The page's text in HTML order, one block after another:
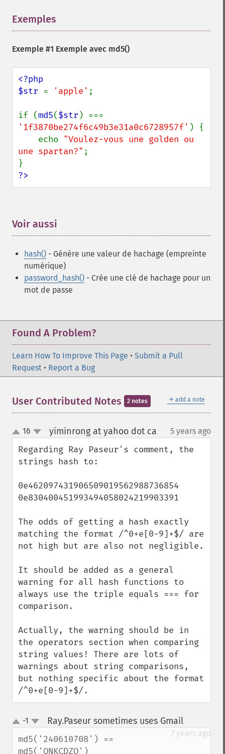
Exemples
Exemple #1 Exemple avec md5()
<?php
$str = 'apple' ;
if (md5($str
'1f3870be274f6c49b3e31a0c6728957f' ) {
    echo
"Voulez-vous une golden ou
une spartan?" ;
?>
Voir aussi
hash() - Génère une valeur de hachage (empreinte
numérique)
password_hash() - Crée une clé de hachage pour un
mot de passe
Found A Problem?
Learn How To Improve This Page • Submit a Pull
Request • Report a Bug
＋ add a note
User Contributed Notes 2 notes
up
down
16 yiminrong at yahoo dot ca 5 years ago
Regarding Ray Paseur's comment, the
strings hash to:
0e462097431906509019562988736854
0e830400451993494058024219903391
The odds of getting a hash exactly
matching the format /^0+e[0-9]+$/ are
not high but are also not negligible.
It should be added as a general
warning for all hash functions to
always use the triple equals === for
comparison.
Actually, the warning should be in
the operators section when comparing
string values! There are lots of
warnings about string comparisons,
but nothing specific about the format
/^0+e[0-9]+$/.
up
down
-1 Ray.Paseur sometimes uses Gmail¶
7 years ago
md5('240610708') ==
md5('QNKCDZO')